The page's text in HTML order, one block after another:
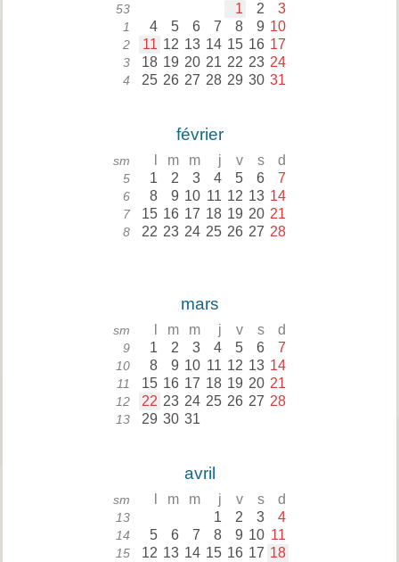
53 1 2 3
1 4 5 6 7 8 9 10
2 11 12 13 14 15 16 17
3 18 19 20 21 22 23 24
4 25 26 27 28 29 30 31
février
sm m m j v s d
5 1 2 3 4 5 6 7
6 8 9 10 11 12 13 14
7 15 16 17 18 19 20 21
8 22 23 24 25 26 27 28
mars
sm m m j v s d
9 1 2 3 4 5 6 7
10 8 9 10 11 12 13 14
11 15 16 17 18 19 20 21
12 22 23 24 25 26 27 28
13 29 30 31
avril
sm m m j v s d
13 1 2 3 4
14 5 6 7 8 9 10 11
15 12 13 14 15 16 17 18